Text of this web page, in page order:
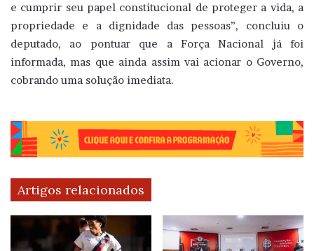
e cumprir seu papel constitucional de proteger a vida, a
propriedade e a dignidade das pessoas”, concluiu o
deputado, ao pontuar que a Força Nacional já foi
informada, mas que ainda assim vai acionar o Governo,
cobrando uma solução imediata.
Artigos relacionados